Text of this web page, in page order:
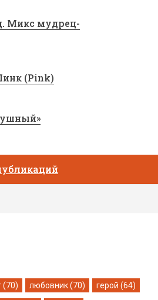
Микс мудрец-
(Pink)
(70) любовник (70) герой (64)